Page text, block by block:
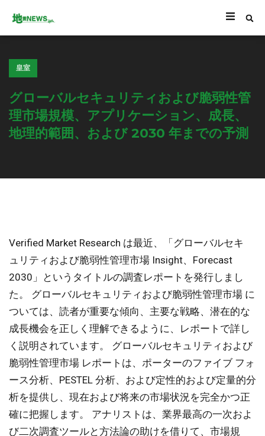
皇室
グローバルセキュリティおよび脆弱性管
理市場規模、アプリケーション、成長、
地理的範囲、および 2030 年までの予測
Verified Market Research は最近、「グローバルセキ
ュリティおよび脆弱性管理市場 Insight、Forecast
2030」というタイトルの調査レポートを発行しまし
た。 グローバルセキュリティおよび脆弱性管理市場 に
ついては、読者が重要な傾向、主要な戦略、潜在的な
成長機会を正しく理解できるように、レポートで詳し
く説明されています。 グローバルセキュリティおよび
脆弱性管理市場 レポートは、ポーターのファイブ フォ
ース分析、PESTEL 分析、および定性的および定量的分
析を提供し、現在および将来の市場状況を完全かつ正
確に把握します。 アナリストは、業界最高の一次およ
び二次調査ツールと方法論の助けを借りて、市場規